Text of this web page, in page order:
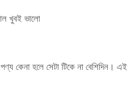
খুবই ভালো
কেনা হলে সেটা টিকে না বেশিদিন।